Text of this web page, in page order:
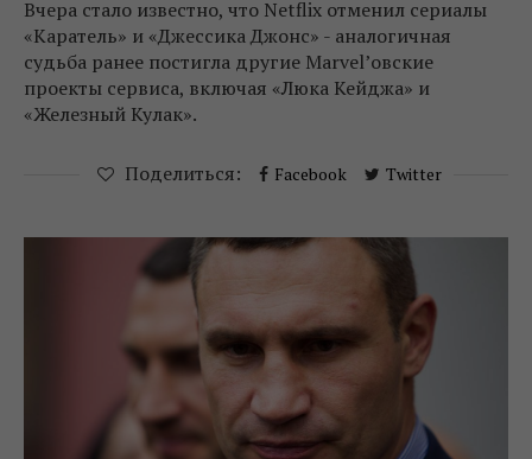
Вчера стало известно, что Netflix отменил сериалы
«Каратель» и «Джессика Джонс» - аналогичная
судьба ранее постигла другие Marvel’овские
проекты сервиса, включая «Люка Кейджа» и
«Железный Кулак».
Поделиться: Facebook Twitter